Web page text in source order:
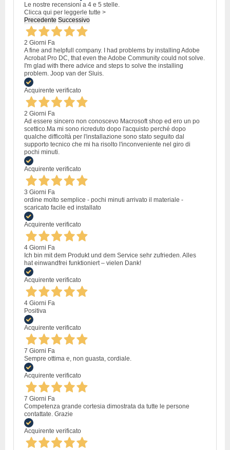
Le nostre recensioni a 4 e 5 stelle.
Clicca qui per leggerle tutte >
Precedente Successivo
2 Giorni Fa
A fine and helpfull company. I had problems by installing Adobe
Acrobat Pro DC, that even the Adobe Community could not solve.
I'm glad with there advice and steps to solve the installing
problem. Joop van der Sluis.
Acquirente verificato
2 Giorni Fa
Ad essere sincero non conoscevo Macrosoft shop ed ero un po
scettico.Ma mi sono ricreduto dopo l'acquisto perché dopo
qualche difficoltà per l'installazione sono stato seguito dal
supporto tecnico che mi ha risolto l'inconveniente nel giro di
pochi minuti.
Acquirente verificato
3 Giorni Fa
ordine molto semplice - pochi minuti arrivato il materiale -
scaricato facile ed installato
Acquirente verificato
4 Giorni Fa
Ich bin mit dem Produkt und dem Service sehr zufrieden. Alles
hat einwandfrei funktioniert – vielen Dank!
Acquirente verificato
4 Giorni Fa
Positiva
Acquirente verificato
7 Giorni Fa
Sempre ottima e, non guasta, cordiale.
Acquirente verificato
7 Giorni Fa
Competenza grande cortesia dimostrata da tutte le persone
contattate. Grazie
Acquirente verificato